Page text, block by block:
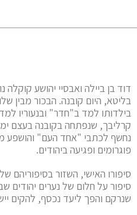
בליטא, היום קובנה. הבכור מבין
בילדותו למד ב"חדר" ובנעוריו
קרליבך, שנפתחה בקובנה בעצם
נחשף לכתבי "אחד העם" והושפע
פוגרומים ופגיעה ביהודים.
סיפורו האישי, השזור בסיפוריהם
סיפור על חלום של נערים יהודים
שנרקם והפך ליעד נכסף, להקים